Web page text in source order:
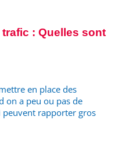
: Quelles sont
en place des
on a peu ou pas de
peuvent rapporter gros